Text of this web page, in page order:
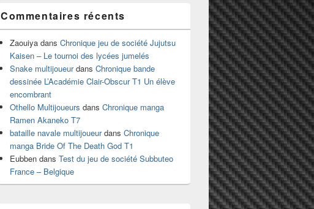
Commentaires récents
Zaouiya dans Chronique jeu de société Jujutsu
Kaisen – Le tournoi des lycées jumelés
Snake multijoueurdans Chronique bande
dessinée L’Académie Clair-Obscur T1 Un élève
encombrant
Othello Multijoueurs dans Chronique manga
Ramen Akaneko T7
bataille navale multijoueurdans Chronique
manga Bride Of The Death God T1
Eubben dans Test du jeu de société Subbuteo
France – Belgique